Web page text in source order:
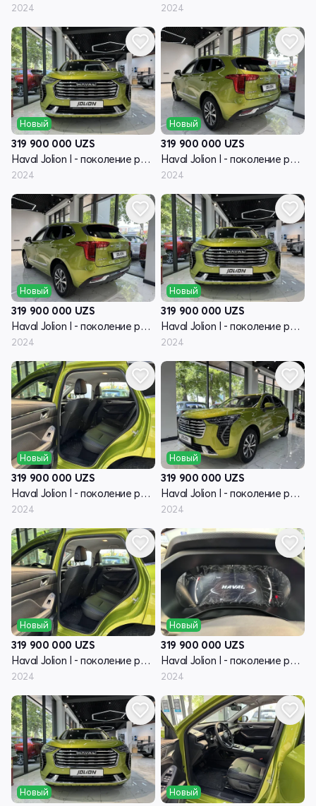
2024 2024
Новый
319 900 000 UZS
Haval Jolion I - поколение рестайлинг
2024
Новый
319 900 000 UZS
Haval Jolion I - поколение рестайлинг
2024
Новый
319 900 000 UZS
Haval Jolion I - поколение рестайлинг
2024
Новый
319 900 000 UZS
Haval Jolion I - поколение рестайлинг
2024
Новый
319 900 000 UZS
Haval Jolion I - поколение рестайлинг
2024
Новый
319 900 000 UZS
Haval Jolion I - поколение рестайлинг
2024
Новый
319 900 000 UZS
Haval Jolion I - поколение рестайлинг
2024
Новый
319 900 000 UZS
Haval Jolion I - поколение рестайлинг
2024
Новый Новый